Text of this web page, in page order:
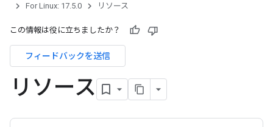
For Linux: 17.5.0
リソース
この情報は役に立ちましたか？
フィードバックを送信
リソース